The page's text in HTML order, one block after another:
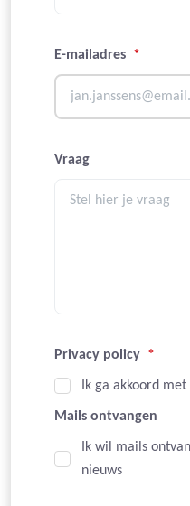
E-mailadres *
Vraag
Privacy policy *
Ik ga akkoord met
Mails ontvangen
Ik wil mails
nieuws